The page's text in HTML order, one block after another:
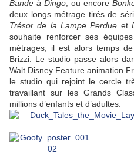
Bande à Dingo , ou encore
deux longs métrage tirés de
Trésor de la Lampe Perdue et
souhaite renforcer ses
métrages, il est alors temps
Brizzi. Le studio passe alors
Walt Disney Feature animation
le studio qui rejoint le cercle
travaillant sur les Grands
millions d’enfants et d’adultes.